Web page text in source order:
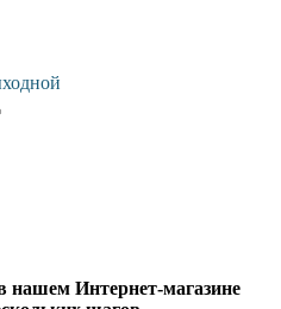
нашем Интернет-магазине